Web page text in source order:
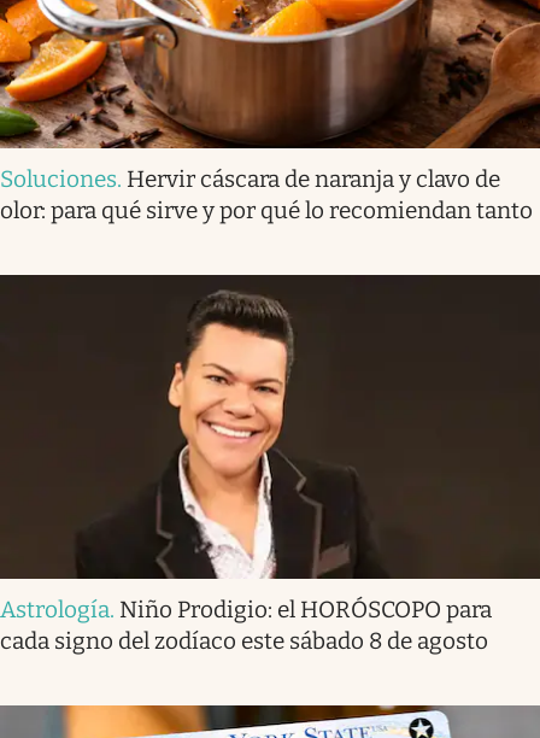
Soluciones. Hervir cáscara de naranja y clavo de
olor: para qué sirve y por qué lo recomiendan tanto
Astrología. Niño Prodigio: el HORÓSCOPO para
cada signo del zodíaco este sábado 8 de agosto